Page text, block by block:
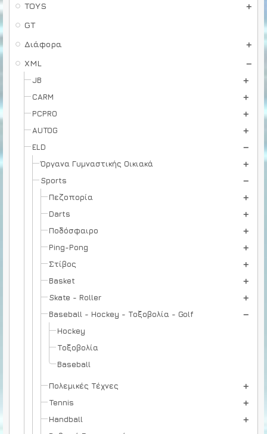
TOYS
GT
Διάφορα
XML
JB
CARM
PCPRO
AUTOG
ELD
Όργανα Γυμναστικής Οικιακά
Sports
Πεζοπορία
Darts
Ποδόσφαιρο
Ping-Pong
Στίβος
Basket
Skate - Roller
Baseball - Hockey - Τοξοβολία - Golf
Hockey
Τοξοβολία
Baseball
Πολεμικές Τέχνες
Tennis
Handball